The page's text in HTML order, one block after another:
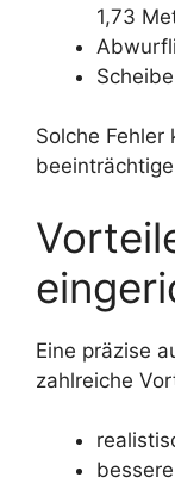
1,73
Solche
Eine präzise
zahlreiche